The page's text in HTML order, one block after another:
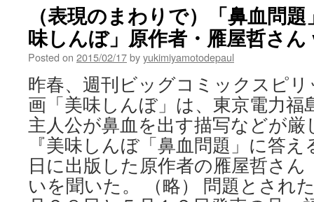
に
除
染
作
業
さ
せ
た
疑
い
建
設
会
（表現のまわりで）「鼻血問
味しんぼ」原作者・雁屋哲さ
Posted on 2015/02/17byyukimiyamotodepaul
昨春、週刊ビッグコミックスピ
画「美味しんぼ」は、東京電力福
主人公が鼻血を出す描写などが
『美味しんぼ「鼻血問題」に答
日に出版した原作者の雁屋哲さ
いを聞いた。 （略） 問題とされ